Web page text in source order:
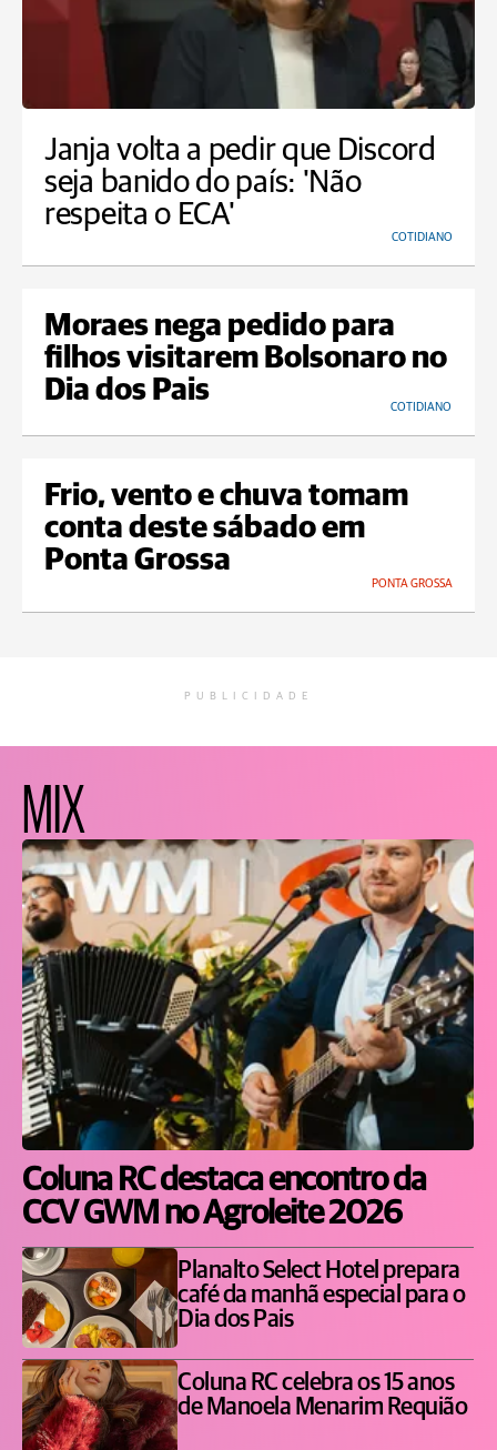
Janja volta a pedir que Discord
seja banido do país: 'Não
respeita o ECA'
COTIDIANO
Moraes nega pedido para
filhos visitarem Bolsonaro no
Dia dos Pais
COTIDIANO
Frio, vento e chuva tomam
conta deste sábado em
Ponta Grossa
PONTA GROSSA
PUBLICIDADE
MIX
Coluna RC destaca encontro da
CCV GWM no Agroleite 2026
Planalto Select Hotel prepara
café da manhã especial para o
Dia dos Pais
Coluna RC celebra os 15 anos
de Manoela Menarim Requião